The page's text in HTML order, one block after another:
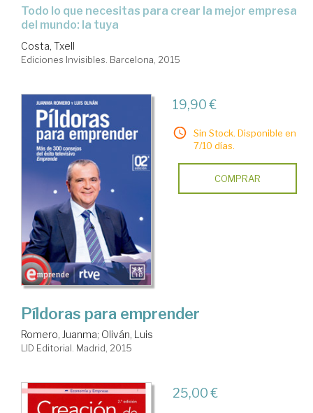
todo lo que necesitas para crear la mejor empresa
del mundo: la tuya
Costa, Txell
Ediciones Invisibles. Barcelona, 2015
19,90 €
Sin Stock. Disponible en
7/10 días.
COMPRAR
Píldoras para emprender
Romero, Juanma; Oliván, Luis
LID Editorial. Madrid, 2015
25,00 €